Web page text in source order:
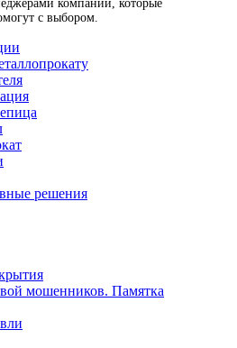
компании, которые
с выбором.
решения
мошенников. Памятка